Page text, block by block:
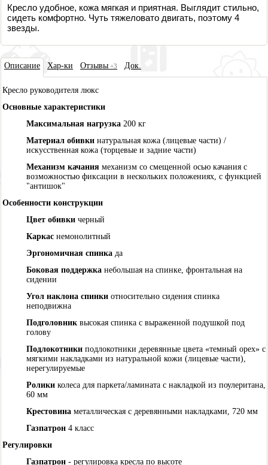
Кресло удобное, кожа мягкая и приятная. Выглядит стильно,
сидеть комфортно. Чуть тяжеловато двигать, поэтому 4
звезды.
Описание Хар-ки Отзывы +3 Док.
Кресло руководителя люкс
Основные характеристики
Максимальная нагрузка 200 кг
Материал обивки натуральная кожа (лицевые части) /
искусственная кожа (торцевые и задние части)
Механизм качания механизм со смещенной осью качания с
возможностью фиксации в нескольких положениях, с функцией
"антишок"
Особенности конструкции
Цвет обивки черный
Каркас немонолитный
Эргономичная спинка да
Боковая поддержка небольшая на спинке, фронтальная на
сидении
Угол наклона спинки относительно сидения спинка
неподвижна
Подголовник высокая спинка с выраженной подушкой под
голову
Подлокотники подлокотники деревянные цвета «темный орех» с
мягкими накладками из натуральной кожи (лицевые части),
нерегулируемые
Ролики колеса для паркета/ламината с накладкой из поулеритана,
60 мм
Крестовина металлическая с деревянными накладками, 720 мм
Газпатрон 4 класс
Регулировки
Газпатрон - регулировка кресла по высоте